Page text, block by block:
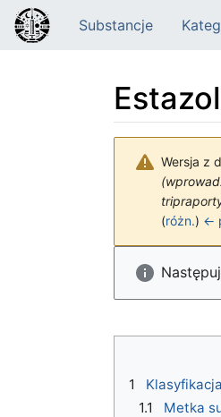
Substancje
Wersja z
(różn.) ←
1
1.1
Metka